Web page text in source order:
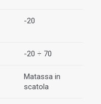
-20
-20 ÷ 70
Matassa in
scatola